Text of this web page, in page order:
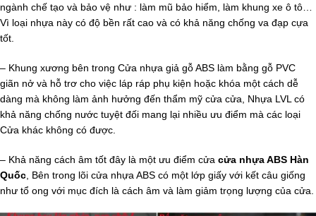
ngành chế tạo và bảo vệ như : làm mũ bảo hiểm, làm khung xe ô tô…
Vì loại nhựa này có độ bền rất cao và có khả năng chống va đạp cựa
tốt.
– Khung xương bên trong Cửa nhựa giả gỗ ABS làm bằng gỗ PVC
giãn nở và hỗ trơ cho việc láp ráp phụ kiện hoặc khóa một cách dễ
dàng mà không làm ảnh hưởng đến thẩm mỹ cửa cửa, Nhựa LVL có
khả năng chống nước tuyệt đối mang lại nhiều ưu điểm mà các loại
Cửa khác không có được.
– Khả năng cách âm tốt đây là một ưu điểm cửa cửa nhựa ABS Hàn
Quốc , Bên trong lõi cửa nhựa ABS có một lớp giấy với kết câu giống
như tổ ong với mục đích là cách âm và làm giảm trọng lượng của cửa.